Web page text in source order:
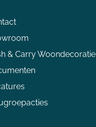
& Carry Woondecoratie